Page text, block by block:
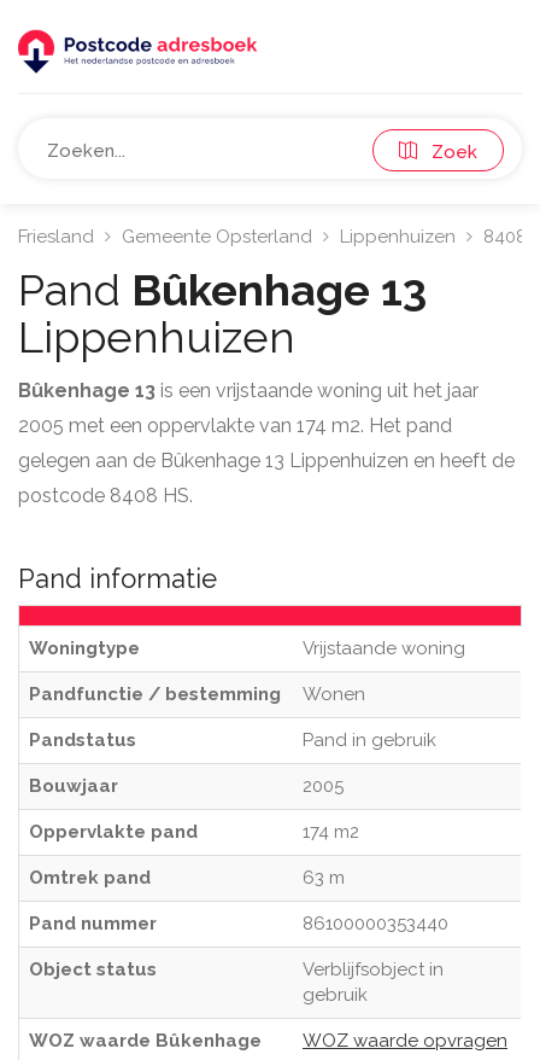
Zoek
Friesland Gemeente Opsterland Lippenhuizen 8408
Pand Bûkenhage 13
Lippenhuizen
Bûkenhage 13 is een vrijstaande woning uit het jaar
2005 met een oppervlakte van 174 m2. Het pand
gelegen aan de Bûkenhage 13 Lippenhuizen en heeft de
postcode 8408 HS.
Pand informatie
Woningtype Vrijstaande woning
Pandfunctie / bestemming Wonen
Pandstatus Pand in gebruik
Bouwjaar 2005
Oppervlakte pand 174 m2
Omtrek pand 63 m
Pand nummer 86100000353440
Object status
Verblijfsobject in
gebruik
WOZ waarde Bûkenhage
WOZ waarde opvragen